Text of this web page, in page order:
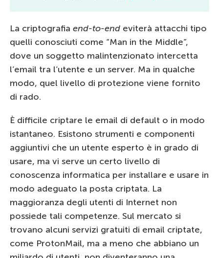
La criptografia end-to-end eviterà attacchi tipo
quelli conosciuti come “Man in the Middle”,
dove un soggetto malintenzionato intercetta
l’email tra l’utente e un server. Ma in qualche
modo, quel livello di protezione viene fornito
di rado.
È difficile criptare le email di default o in modo
istantaneo. Esistono strumenti e componenti
aggiuntivi che un utente esperto è in grado di
usare, ma vi serve un certo livello di
conoscenza informatica per installare e usare in
modo adeguato la posta criptata. La
maggioranza degli utenti di Internet non
possiede tali competenze. Sul mercato si
trovano alcuni servizi gratuiti di email criptate,
come ProtonMail, ma a meno che abbiano un